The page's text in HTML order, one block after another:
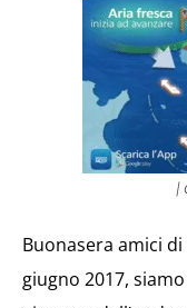
|
Buonasera amici
giugno 2017,